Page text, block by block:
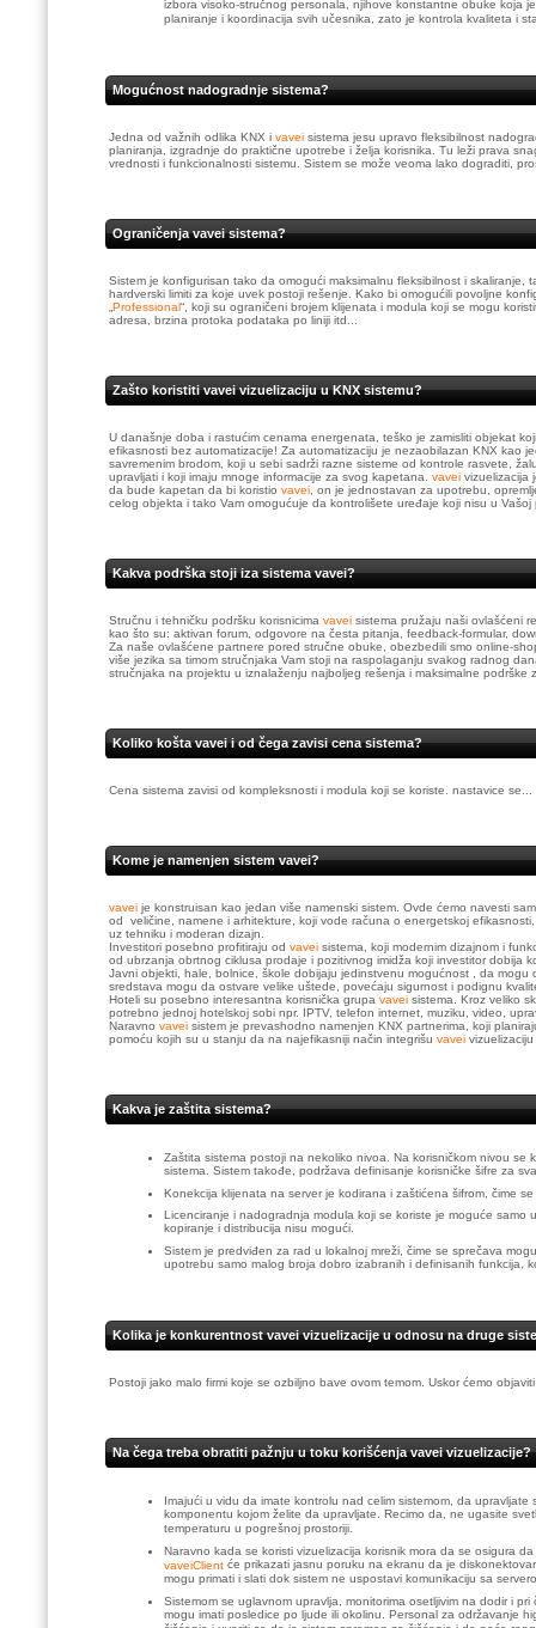
izbora visoko-stručnog personala, njihove konstantne obuke koja
planiranje i koordinacija svih učesnika, zato je kontrola kvaliteta i
Mogućnost nadogradnje sistema?
Jedna od važnih odlika KNX i vavei sistema jesu upravo fleksibilnost
planiranja, izgradnje do praktične upotrebe i želja korisnika. Tu leži prava
vrednosti i funkcionalnosti sistemu. Sistem se može veoma lako dograditi,
Ograničenja vavei sistema?
Sistem je konfigurisan tako da omogući maksimalnu fleksibilnost i
hardverski limiti za koje uvek postoji rešenje. Kako bi omogućili povoljne
Professional“, koji su ograničeni brojem klijenata i modula koji se mogu
adresa, brzina protoka podataka po liniji itd...
Zašto koristiti vavei vizuelizaciju u KNX sistemu?
U današnje doba i rastućim cenama energenata, teško je zamisliti objekat
efikasnosti bez automatizacije! Za automatizaciju je nezaobilazan KNX kao
savremenim brodom, koji u sebi sadrži razne sisteme od kontrole rasvete,
upravljati i koji imaju mnoge informacije za svog kapetana. vavei vizuelizacija
da bude kapetan da bi koristio vavei , on je jednostavan za upotrebu,
celog objekta i tako Vam omogućuje da kontrolišete uređaje koji nisu u
Kakva podrška stoji iza sistema vavei?
Stručnu i tehničku podršku korisnicima vavei sistema pružaju naši ovlašćeni
kao što su: aktivan forum, odgovore na česta pitanja, feedback-formular,
Za naše ovlašćene partnere pored stručne obuke, obezbedili smo online-
više jezika sa timom stručnjaka Vam stoji na raspolaganju svakog radnog
stručnjaka na projektu u iznalaženju najboljeg rešenja i maksimalne podrške
Koliko košta vavei i od čega zavisi cena sistema?
Cena sistema zavisi od kompleksnosti i modula koji se koriste. nastavice se...
Kome je namenjen sistem vavei?
vavei je konstruisan kao jedan više namenski sistem. Ovde ćemo navesti
od veličine, namene i arhitekture, koji vode računa o energetskoj
uz tehniku i moderan dizajn.
Investitori posebno profitiraju od vavei sistema, koji modernim dizajnom i
od ubrzanja obrtnog ciklusa prodaje i pozitivnog imidža koji investitor dobija
Javni objekti, hale, bolnice, škole dobijaju jedinstvenu mogućnost , da
sredstava mogu da ostvare velike uštede, povećaju sigurnost i podignu
Hoteli su posebno interesantna korisnička grupa vavei sistema. Kroz veliko
potrebno jednoj hotelskoj sobi npr. IPTV, telefon internet, muziku, video,
Naravno vavei sistem je prevashodno namenjen KNX partnerima, koji
pomoću kojih su u stanju da na najefikasniji način integrišu vavei
Kakva je zaštita sistema?
Zaštita sistema postoji na nekoliko nivoa. Na korisničkom nivou se
sistema. Sistem takođe, podržava definisanje korisničke šifre za
Konekcija klijenata na server je kodirana i zaštićena šifrom, čime
Licenciranje i nadogradnja modula koji se koriste je moguće
kopiranje i distribucija nisu mogući.
Sistem je predviđen za rad u lokalnoj mreži, čime se sprečava
upotrebu samo malog broja dobro izabranih i definisanih funkcija,
Kolika je konkurentnost vavei vizuelizacije u odnosu na druge
Postoji jako malo firmi koje se ozbiljno bave ovom temom. Uskor ćemo
Na čega treba obratiti pažnju u toku korišćenja vavei vizuelizacije?
Imajući u vidu da imate kontrolu nad celim sistemom, da
komponentu kojom želite da upravljate. Recimo da, ne ugasite
temperaturu u pogrešnoj prostoriji.
Naravno kada se koristi vizuelizacija korisnik mora da se osigura
vaveiClient će prikazati jasnu poruku na ekranu da je
mogu primati i slati dok sistem ne uspostavi komunikaciju sa
Sistemom se uglavnom upravlja, monitorima osetljivim na dodir i
mogu imati posledice po ljude ili okolinu. Personal za održavanje